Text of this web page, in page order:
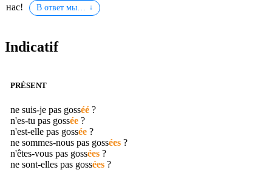
нас!
В ответ мы…
Indicatif
PRÉSENT
ne suis-je pas gosséé ?
n'es-tu pas gossée ?
n'est-elle pas gossée ?
ne sommes-nous pas gossées ?
n'êtes-vous pas gossées ?
ne sont-elles pas gossées ?